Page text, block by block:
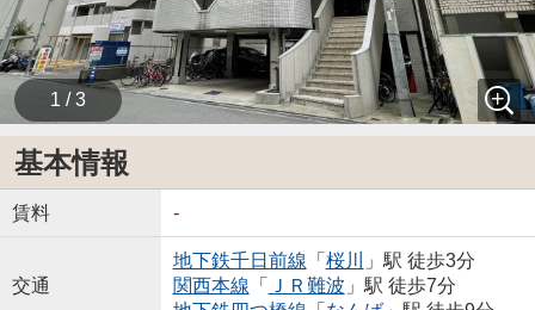
1 / 3
基本情報
賃料 -
交通
地下鉄千日前線 「 桜川
」駅 徒歩3分
関西本線 「 ＪＲ難波 」駅 徒歩7分